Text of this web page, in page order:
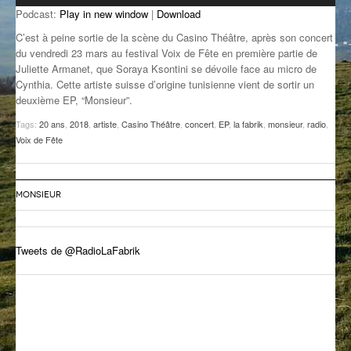
GROOVE N SUN
IL ÉTAIT UNE FOIS
L’ASTUCE DE LA PORTE EN BOIS
LA MINUTE LITTÉRAIRE
LA SOUTERRAINE
MUSIQUE DES ANTIPODES
SONORIK
PLUS DE MIX
Podcast: Play in new window | Download
C’est à peine sortie de la scène du Casino Théâtre, après son concert
du vendredi 23 mars au festival Voix de Fête en première partie de
Juliette Armanet, que Soraya Ksontini se dévoile face au micro de
Cynthia. Cette artiste suisse d’origine tunisienne vient de sortir un
deuxième EP, “Monsieur”.
Tags: 20 ans 2018 artiste Casino Théâtre concert EP, la fabrik monsieur, radio
Voix de Fête
MONSIEUR
Tweets de @RadioLaFabrik